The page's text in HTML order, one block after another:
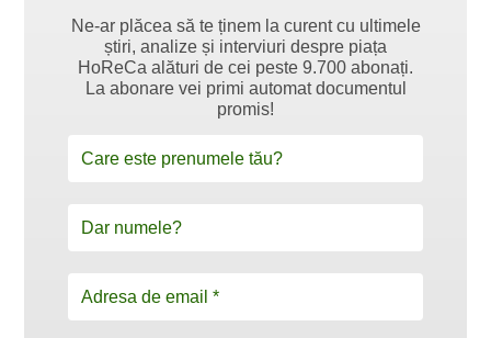
Ne-ar plăcea să te ținem la curent cu ultimele
știri, analize și interviuri despre piața
HoReCa alături de cei peste 9.700 abonați.
La abonare vei primi automat documentul
promis!